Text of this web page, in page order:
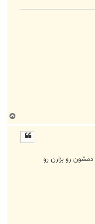
ا
رو بزارن رو